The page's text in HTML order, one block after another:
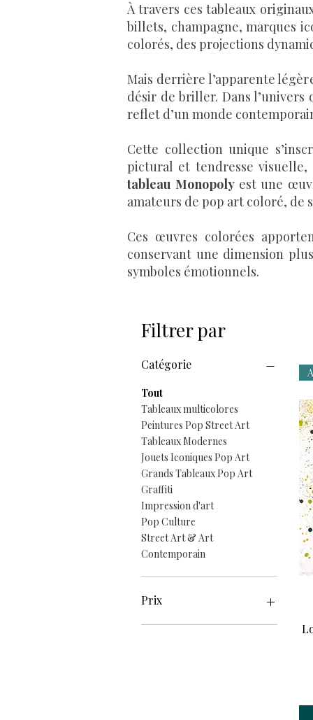
À travers ces tableaux
billets, champagne, marques
colorés, des projections
Mais derrière l’apparente
désir de briller. Dans l’univers
reflet d’un monde
Cette collection unique
pictural et tendresse
tableau Monopoly est une
amateurs de pop art coloré,
Ces œuvres colorées
conservant une dimension
symboles émotionnels.
Filtrer par
Catégorie
Tout
Tableaux multicolores
Peintures Pop Street Art
Tableaux Modernes
Jouets Iconiques Pop Art
Grands Tableaux Pop Art
Graffiti
Impression d'art
Pop Culture
Street Art & Art
Contemporain
Prix